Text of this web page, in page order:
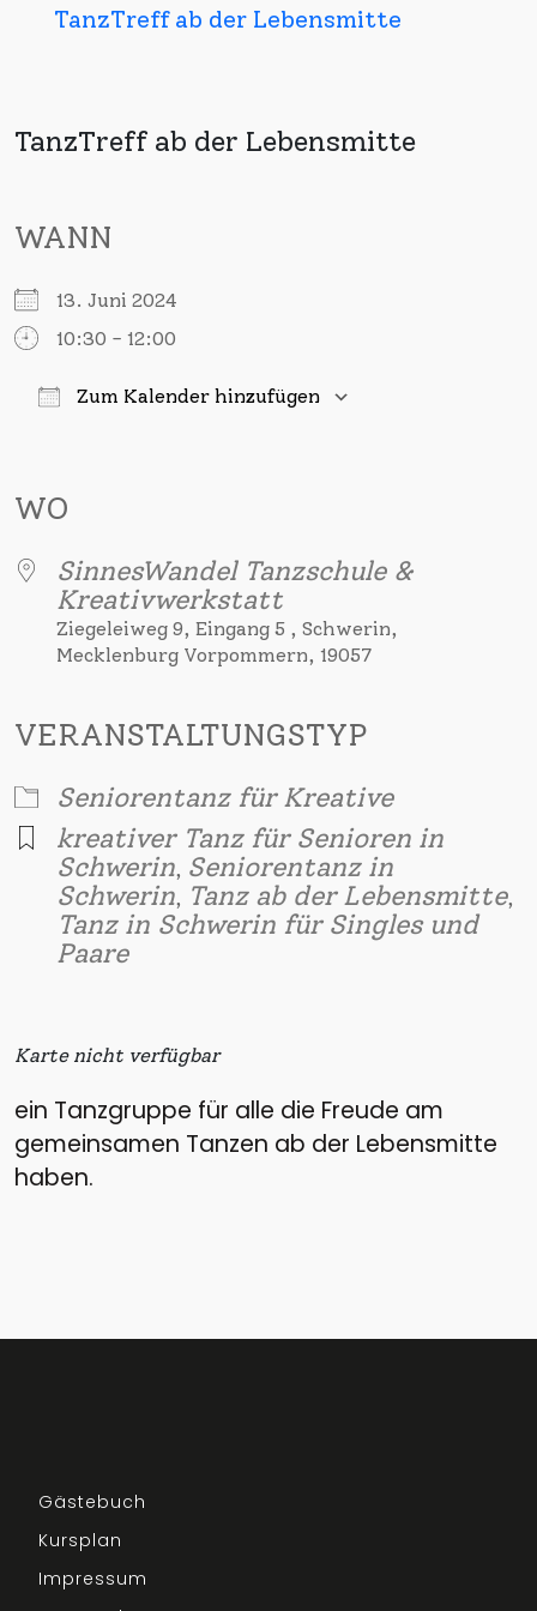
TanzTreff ab der Lebensmitte
TanzTreff ab der Lebensmitte
WANN
13. Juni 2024
10:30 - 12:00
Zum Kalender hinzufügen
WO
SinnesWandel Tanzschule &
Kreativwerkstatt
Ziegeleiweg 9, Eingang 5 , Schwerin,
Mecklenburg Vorpommern, 19057
VERANSTALTUNGSTYP
Seniorentanz für Kreative
kreativer Tanz für Senioren in
Schwerin, Seniorentanz in
Schwerin, Tanz ab der Lebensmitte,
Tanz in Schwerin für Singles und
Paare
Karte nicht verfügbar
ein Tanzgruppe für alle die Freude am
gemeinsamen Tanzen ab der Lebensmitte
haben.
Gästebuch
Kursplan
Impressum